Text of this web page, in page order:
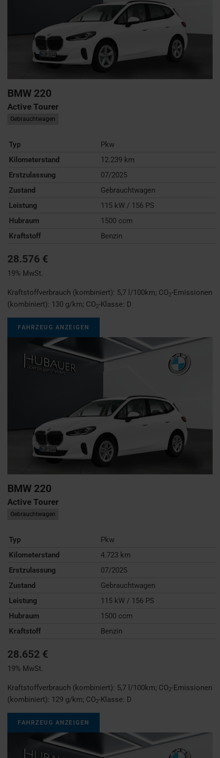
BMW 220
Active Tourer
Gebrauchtwagen
Typ
Pkw
Kilometerstand
12.239 km
Erstzulassung
07/2025
Zustand
Gebrauchtwagen
Leistung
115 kW / 156 PS
Hubraum
1500 ccm
Kraftstoff
Benzin
28.576 €
19% MwSt.
Kraftstoffverbrauch (kombiniert): 5,7 l/100km; CO2-Emissionen
(kombiniert): 130 g/km; CO2-Klasse: D
FAHRZEUG ANZEIGEN
BMW 220
Active Tourer
Gebrauchtwagen
Typ
Pkw
Kilometerstand
4.723 km
Erstzulassung
07/2025
Zustand
Gebrauchtwagen
Leistung
115 kW / 156 PS
Hubraum
1500 ccm
Kraftstoff
Benzin
28.652 €
19% MwSt.
Kraftstoffverbrauch (kombiniert): 5,7 l/100km; CO2-Emissionen
(kombiniert): 129 g/km; CO2-Klasse: D
FAHRZEUG ANZEIGEN